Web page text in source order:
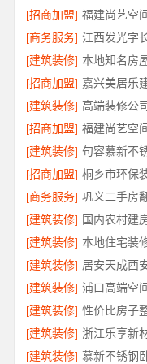
[招商加盟]
[商务服务] 江西发光字
[建筑装修]
[招商加盟] 嘉兴美居乐
[建筑装修]
[招商加盟]
[建筑装修] 句容慕新不
[招商加盟]
[商务服务]
[建筑装修] 国内农村建
[建筑装修]
[建筑装修]
[建筑装修] 浦口高端空
[建筑装修] 性价比房子
[建筑装修]
[建筑装修] 慕新不锈钢